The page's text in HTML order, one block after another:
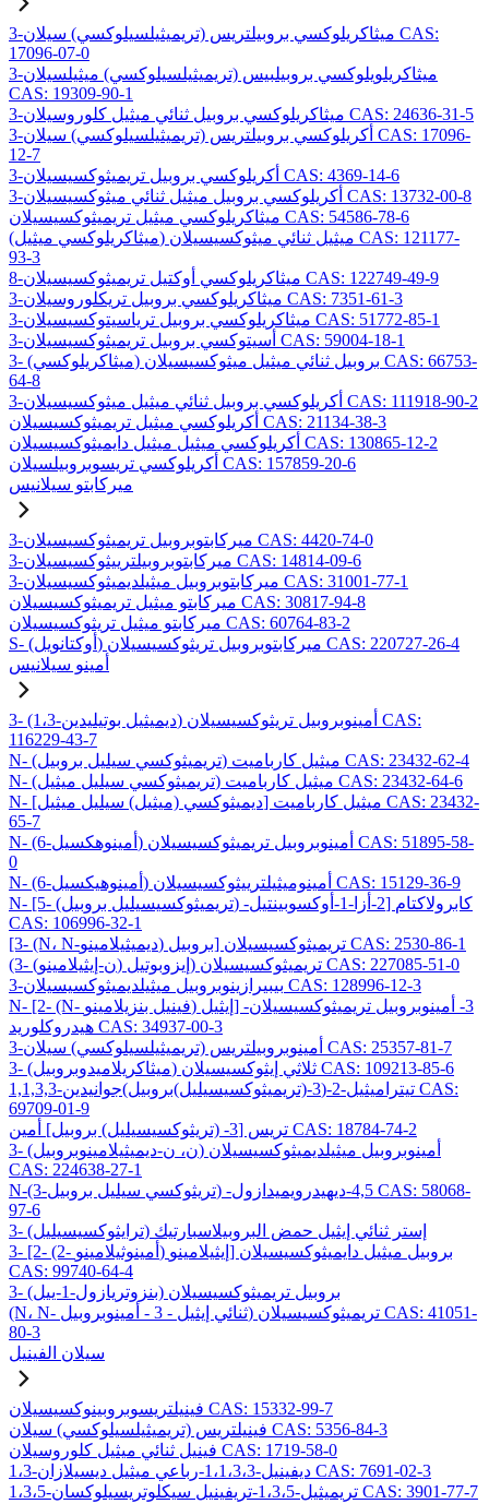
3-ميثاكريلوكسي بروبيلتريس (تريميثيلسيلوكسي) سيلان CAS:
17096-07-0
3-ميثاكريلويلوكسي بروبيلبيس (تريميثيلسيلوكسي) ميثيلسيلان
CAS: 19309-90-1
3-ميثاكريلوكسي بروبيل ثنائي ميثيل كلوروسيلان CAS: 24636-31-5
3-أكريلوكسي بروبيلتريس (تريميثيلسيلوكسي) سيلان CAS: 17096-
12-7
3-أكريلوكسي بروبيل تريميثوكسيسيلان CAS: 4369-14-6
3-أكريلوكسي بروبيل ميثيل ثنائي ميثوكسيسيلان CAS: 13732-00-8
ميثاكريلوكسي ميثيل تريميثوكسيسيلان CAS: 54586-78-6
(ميثاكريلوكسي ميثيل) ميثيل ثنائي ميثوكسيسيلان CAS: 121177-
93-3
8-ميثاكريلوكسي أوكتيل تريميثوكسيسيلان CAS: 122749-49-9
3-ميثاكريلوكسي بروبيل تريكلوروسيلان CAS: 7351-61-3
3-ميثاكريلوكسي بروبيل ترياسيتوكسيسيلان CAS: 51772-85-1
3-أسيتوكسي بروبيل تريميثوكسيسيلان CAS: 59004-18-1
3- (ميثاكريلوكسي) بروبيل ثنائي ميثيل ميثوكسيسيلان CAS: 66753-
64-8
3-أكريلوكسي بروبيل ثنائي ميثيل ميثوكسيسيلان CAS: 111918-90-2
أكريلوكسي ميثيل تريميثوكسيسيلان CAS: 21134-38-3
أكريلوكسي ميثيل ميثيل دايميثوكسيسيلان CAS: 130865-12-2
أكريلوكسي تريسوبروبيلسيلان CAS: 157859-20-6
ميركابتو سيلانيس
3-ميركابتوبروبيل تريميثوكسيسيلان CAS: 4420-74-0
3-ميركابتوبروبيلترييثوكسيسيلان CAS: 14814-09-6
3-ميركابتوبروبيل ميثيلديميثوكسيسيلان CAS: 31001-77-1
ميركابتو ميثيل تريميثوكسيسيلان CAS: 30817-94-8
ميركابتو ميثيل تريثوكسيسيلان CAS: 60764-83-2
S- (أوكتانويل) ميركابتوبروبيل تريثوكسيسيلان CAS: 220727-26-4
أمينو سيلانيس
3- (1،3-ديميثيل بوتيليدين) أمينوبروبيل تريثوكسيسيلان CAS:
116229-43-7
N- (تريميثوكسي سيليل بروبيل) ميثيل كارباميت CAS: 23432-62-4
N- (تريميثوكسي سيليل ميثيل) ميثيل كارباميت CAS: 23432-64-6
N- [ديميثوكسي (ميثيل) سيليل ميثيل] ميثيل كارباميت CAS: 23432-
65-7
N- (6-أمينوهكسيل) أمينوبروبيل تريميثوكسيسيلان CAS: 51895-58-
0
N- (6-أمينوهيكسيل) أمينوميثيلترييثوكسيسيلان CAS: 15129-36-9
N- [5- (تريميثوكسيسيليل بروبيل) -2-أزا-1-أوكسوبينتيل] كابرولاكتام
CAS: 106996-32-1
[3- (N، N-ديميثيلامينو) بروبيل] تريميثوكسيسيلان CAS: 2530-86-1
(3- (ن-إيثيلامينو) إيزوبوتيل) تريميثوكسيسيلان CAS: 227085-51-0
3-بيبيرازينوبروبيل ميثيلديميثوكسيسيلان CAS: 128996-12-3
N- [2- (N- فينيل بنزيلامينو) إيثيل] -3- أمينوبروبيل تريميثوكسيسيلان
هيدروكلوريد CAS: 34937-00-3
3-أمينوبروبيلتريس (تريميثيلسيلوكسي) سيلان CAS: 25357-81-7
3- (ميثاكريلاميدوبروبيل) ثلاثي إيثوكسيسيلان CAS: 109213-85-6
1,1,3,3-تيتراميثيل-2-(3-(تريميثوكسيسيليل)بروبيل)جوانيدين CAS:
69709-01-9
تريس [3- (تريثوكسيسيليل) بروبيل] أمين CAS: 18784-74-2
3- (ن، ن-ديميثيلامينوبروبيل) أمينوبروبيل ميثيلديميثوكسيسيلان
CAS: 224638-27-1
N-(3-تريثوكسي سيليل بروبيل) -4,5-ديهيدرويميدازول CAS: 58068-
97-6
3- (ترايثوكسيسيليل) إستر ثنائي إيثيل حمض البروبيلاسبارتيك
3- [2- (2- أمينوثيلامينو) إيثيلامينو] بروبيل ميثيل دايميثوكسيسيلان
CAS: 99740-64-4
3- (بنزوتريازول-1-ييل) بروبيل تريميثوكسيسيلان
(N، N- ثنائي إيثيل - 3 - أمينوبروبيل) تريميثوكسيسيلان CAS: 41051-
80-3
سيلان الفينيل
فينيلتريسوبروبينوكسيسيلان CAS: 15332-99-7
فينيلتريس (تريميثيلسيلوكسي) سيلان CAS: 5356-84-3
فينيل ثنائي ميثيل كلوروسيلان CAS: 1719-58-0
1،3-ديفينيل-1،1،3،3-رباعي ميثيل ديسيلازان CAS: 7691-02-3
1،3،5-تريميثيل-1،3،5-تريفينيل سيكلوتريسيلوكسان CAS: 3901-77-7